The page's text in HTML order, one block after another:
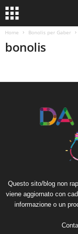
Home Bonolis per Gaber
bonolis
Questo sito/blog non
viene aggiornato con
informazione o un